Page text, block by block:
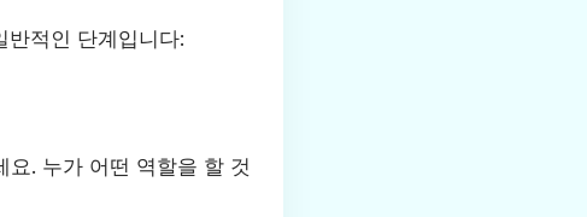
반적인 단계입니다:
. 누가 어떤 역할을 할 것